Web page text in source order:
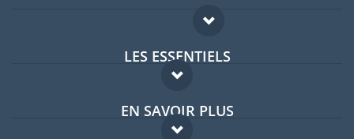
LES ESSENTIELS
Forum expatriés
Guides pays
EN SAVOIR PLUS